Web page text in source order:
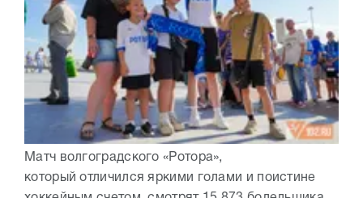
Матч волгоградского «Ротора»,
который отличился яркими голами и поистине